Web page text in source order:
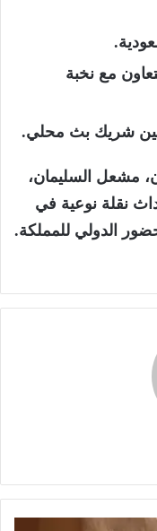
مع نخبة
شريك بث محلي.
، مشعل السليمان،
نقلة نوعية في
الدولي للمملكة.